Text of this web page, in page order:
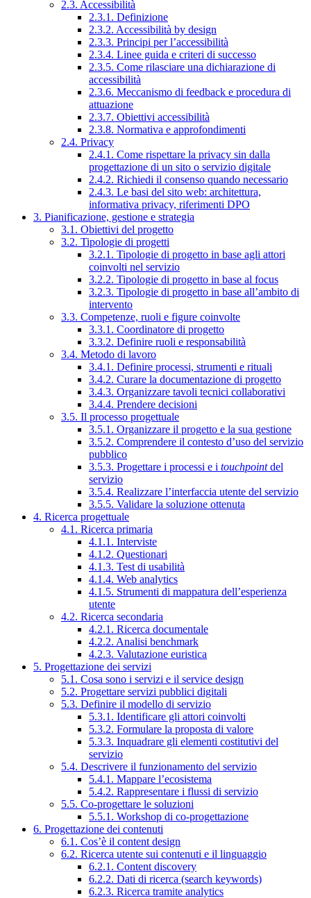
2.3. Accessibilità
2.3.1. Definizione
2.3.2. Accessibilità by design
2.3.3. Principi per l’accessibilità
2.3.4. Linee guida e criteri di successo
2.3.5. Come rilasciare una dichiarazione di
accessibilità
2.3.6. Meccanismo di feedback e procedura di
attuazione
2.3.7. Obiettivi accessibilità
2.3.8. Normativa e approfondimenti
2.4. Privacy
2.4.1. Come rispettare la privacy sin dalla
progettazione di un sito o servizio digitale
2.4.2. Richiedi il consenso quando necessario
2.4.3. Le basi del sito web: architettura,
informativa privacy, riferimenti DPO
3. Pianificazione, gestione e strategia
3.1. Obiettivi del progetto
3.2. Tipologie di progetti
3.2.1. Tipologie di progetto in base agli attori
coinvolti nel servizio
3.2.2. Tipologie di progetto in base al focus
3.2.3. Tipologie di progetto in base all’ambito di
intervento
3.3. Competenze, ruoli e figure coinvolte
3.3.1. Coordinatore di progetto
3.3.2. Definire ruoli e responsabilità
3.4. Metodo di lavoro
3.4.1. Definire processi, strumenti e rituali
3.4.2. Curare la documentazione di progetto
3.4.3. Organizzare tavoli tecnici collaborativi
3.4.4. Prendere decisioni
3.5. Il processo progettuale
3.5.1. Organizzare il progetto e la sua gestione
3.5.2. Comprendere il contesto d’uso del servizio
pubblico
3.5.3. Progettare i processi e i touchpointdel
servizio
3.5.4. Realizzare l’interfaccia utente del servizio
3.5.5. Validare la soluzione ottenuta
4. Ricerca progettuale
4.1. Ricerca primaria
4.1.1. Interviste
4.1.2. Questionari
4.1.3. Test di usabilità
4.1.4. Web analytics
4.1.5. Strumenti di mappatura dell’esperienza
utente
4.2. Ricerca secondaria
4.2.1. Ricerca documentale
4.2.2. Analisi benchmark
4.2.3. Valutazione euristica
5. Progettazione dei servizi
5.1. Cosa sono i servizi e il service design
5.2. Progettare servizi pubblici digitali
5.3. Definire il modello di servizio
5.3.1. Identificare gli attori coinvolti
5.3.2. Formulare la proposta di valore
5.3.3. Inquadrare gli elementi costitutivi del
servizio
5.4. Descrivere il funzionamento del servizio
5.4.1. Mappare l’ecosistema
5.4.2. Rappresentare i flussi di servizio
5.5. Co-progettare le soluzioni
5.5.1. Workshop di co-progettazione
6. Progettazione dei contenuti
6.1. Cos’è il content design
6.2. Ricerca utente sui contenuti e il linguaggio
6.2.1. Content discovery
6.2.2. Dati di ricerca (search keywords)
6.2.3. Ricerca tramite analytics